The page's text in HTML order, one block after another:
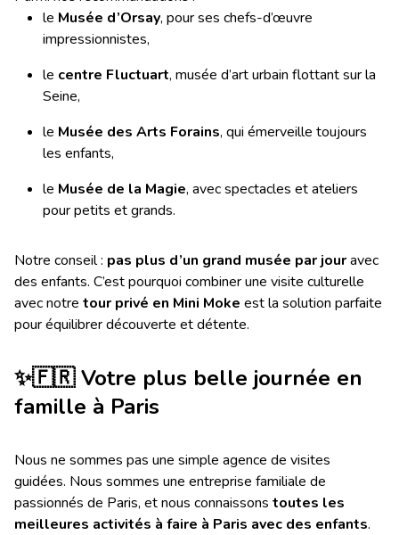
le Musée d’Orsay, pour ses chefs-d’œuvre
impressionnistes,
le centre Fluctuart, musée d’art urbain flottant sur la
Seine,
le Musée des Arts Forains, qui émerveille toujours
les enfants,
le Musée de la Magie, avec spectacles et ateliers
pour petits et grands.
Notre conseil : pas plus d’un grand musée par jouravec
des enfants. C’est pourquoi combiner une visite culturelle
avec notre tour privé en Mini Moke est la solution parfaite
pour équilibrer découverte et détente.
✨🇫🇷Votre plus belle journée en
famille à Paris
Nous ne sommes pas une simple agence de visites
guidées. Nous sommes une entreprise familiale de
passionnés de Paris, et nous connaissons toutes les
meilleures activités à faire à Paris avec des enfants.